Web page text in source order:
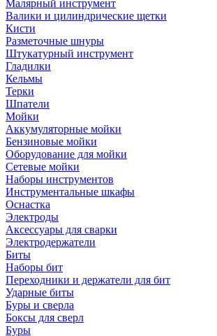
Малярный инструмент
Валики и цилиндрические щетки
Кисти
Разметочные шнуры
Штукатурный инструмент
Гладилки
Кельмы
Терки
Шпатели
Мойки
Аккумуляторные мойки
Бензиновые мойки
Оборудование для мойки
Сетевые мойки
Наборы инструментов
Инструментальные шкафы
Оснастка
Электроды
Аксессуары для сварки
Электродержатели
Биты
Наборы бит
Переходники и держатели для бит
Ударные биты
Буры и сверла
Боксы для сверл
Буры